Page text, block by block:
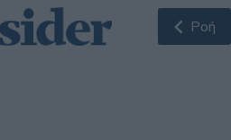
Ροή